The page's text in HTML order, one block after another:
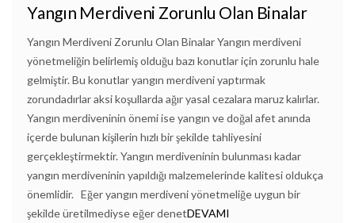
Yangın Merdiveni Zorunlu Olan Binalar
Yangın Merdiveni Zorunlu Olan Binalar Yangın merdiveni
yönetmeliğin belirlemiş olduğu bazı konutlar için zorunlu hale
gelmiştir. Bu konutlar yangın merdiveni yaptırmak
zorundadırlar aksi koşullarda ağır yasal cezalara maruz kalırlar.
Yangın merdiveninin önemi ise yangın ve doğal afet anında
içerde bulunan kişilerin hızlı bir şekilde tahliyesini
gerçekleştirmektir. Yangın merdiveninin bulunması kadar
yangın merdiveninin yapıldığı malzemelerinde kalitesi oldukça
önemlidir. Eğer yangın merdiveni yönetmeliğe uygun bir
şekilde üretilmediyse eğer denetDEVAMI